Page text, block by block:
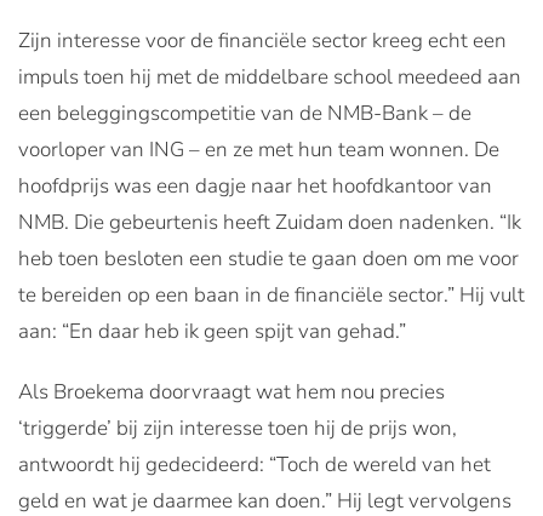
Zijn interesse voor de financiële sector kreeg echt een
impuls toen hij met de middelbare school meedeed aan
een beleggingscompetitie van de NMB-Bank – de
voorloper van ING – en ze met hun team wonnen. De
hoofdprijs was een dagje naar het hoofdkantoor van
NMB. Die gebeurtenis heeft Zuidam doen nadenken. “Ik
heb toen besloten een studie te gaan doen om me voor
te bereiden op een baan in de financiële sector.” Hij vult
aan: “En daar heb ik geen spijt van gehad.”
Als Broekema doorvraagt wat hem nou precies
‘triggerde’ bij zijn interesse toen hij de prijs won,
antwoordt hij gedecideerd: “Toch de wereld van het
geld en wat je daarmee kan doen.” Hij legt vervolgens